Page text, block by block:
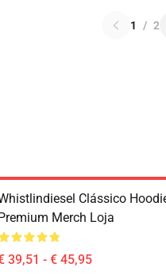
1 / 2
Clássico
Merch Loja
39,51 - € 45,95